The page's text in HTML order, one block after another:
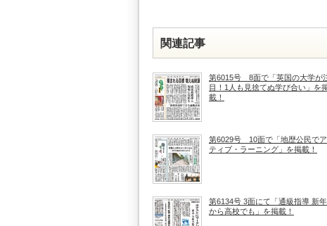
関連記事
第6015号 8面で「英国の大学が
目！1人も見捨てぬ学び合い」を
載！
第6029号 10面で「地歴公民でア
ティブ・ラーニング」を掲載！
第6134号 3面にて「通級指導 新
から高校でも」を掲載！